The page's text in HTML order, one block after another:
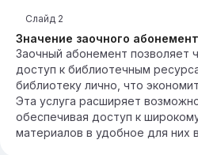
Значение заочного
Слайд 2
Заочный абонемент позволяет
доступ к библиотечным
библиотеку лично, что
Эта услуга расширяет
обеспечивая доступ к
материалов в удобное для них